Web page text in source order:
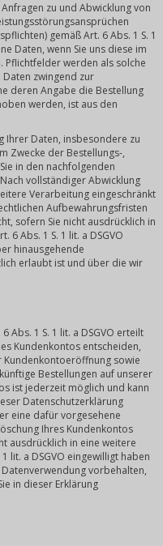
zu und Abwicklung von
gemäß Art. 6 Abs. 1 S. 1
Daten, wenn Sie uns diese im
Pflichtfelder werden als solche
Daten zwingend zur
deren Angabe die Bestellung
werden, ist aus den
Ihrer Daten, insbesondere zu
Zwecke der Bestellungs-,
in den nachfolgenden
vollständiger Abwicklung
Verarbeitung eingeschränkt
Aufbewahrungsfristen
sofern Sie nicht ausdrücklich in
6 Abs. 1 S. 1 lit. a DSGVO
hinausgehende
erlaubt ist und über die wir
Abs. 1 S. 1 lit. a DSGVO erteilt
Kundenkontos entscheiden,
Kundenkontoeröffnung sowie
Bestellungen auf unserer
ist jederzeit möglich und kann
Datenschutzerklärung
eine dafür vorgesehene
Ihres Kundenkontos
ausdrücklich in eine weitere
lit. a DSGVO eingewilligt haben
vorbehalten,
in dieser Erklärung